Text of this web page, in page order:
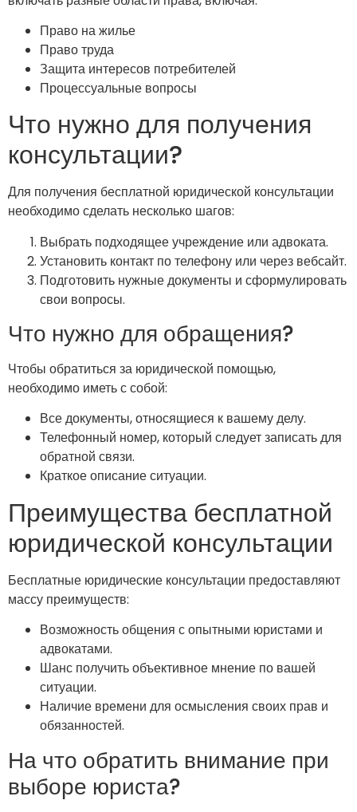
Право на жилье
Право труда
Защита интересов потребителей
Процессуальные вопросы
Что нужно для получения
консультации?
Для получения бесплатной юридической консультации
необходимо сделать несколько шагов:
Выбрать подходящее учреждение или адвоката.
Установить контакт по телефону или через вебсайт.
Подготовить нужные документы и сформулировать
свои вопросы.
Что нужно для обращения?
Чтобы обратиться за юридической помощью,
необходимо иметь с собой:
Все документы, относящиеся к вашему делу.
Телефонный номер, который следует записать для
обратной связи.
Краткое описание ситуации.
Преимущества бесплатной
юридической консультации
Бесплатные юридические консультации предоставляют
массу преимуществ:
Возможность общения с опытными юристами и
адвокатами.
Шанс получить объективное мнение по вашей
ситуации.
Наличие времени для осмысления своих прав и
обязанностей.
На что обратить внимание при
выборе юриста?